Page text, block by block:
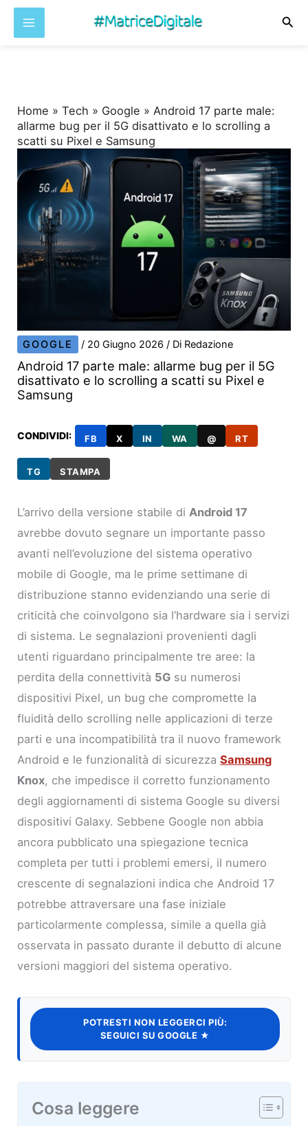
Home »Tech » Google »Android 17 parte male:
allarme bug per il 5G disattivato e lo scrolling a
scatti su Pixel e Samsung
GOOGLE / 20 Giugno 2026/ Di Redazione
Android 17 parte male: allarme bug per il 5G
disattivato e lo scrolling a scatti su Pixel e
Samsung
CONDIVIDI: FB X IN WA @ RT
TG STAMPA
L’arrivo della versione stabile diAndroid 17
avrebbe dovuto segnare un importante passo
avanti nell’evoluzione del sistema operativo
mobile di Google, ma le prime settimane di
distribuzione stanno evidenziando una serie di
criticità che coinvolgono sia l’hardware sia i servizi
di sistema. Le segnalazioni provenienti dagli
utenti riguardano principalmente tre aree: la
perdita della connettività 5G su numerosi
dispositivi Pixel, un bug che compromette la
fluidità dello scrolling nelle applicazioni di terze
parti e una incompatibilità tra il nuovo framework
Android e le funzionalità di sicurezzaSamsung
Knox, che impedisce il corretto funzionamento
degli aggiornamenti di sistema Google su diversi
dispositivi Galaxy. Sebbene Google non abbia
ancora pubblicato una spiegazione tecnica
completa per tutti i problemi emersi, il numero
crescente di segnalazioni indica che Android 17
potrebbe attraversare una fase iniziale
particolarmente complessa, simile a quella già
osservata in passato durante il debutto di alcune
versioni maggiori del sistema operativo.
POTRESTI NON LEGGERCI PIÙ:
SEGUICI SU GOOGLE ★
Cosa leggere